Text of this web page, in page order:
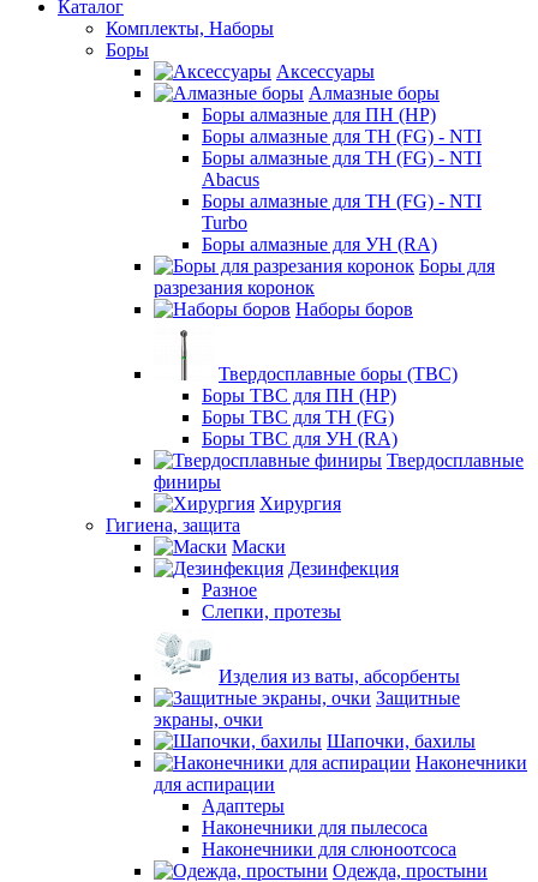
Каталог
Комплекты, Наборы
Боры
Аксессуары
Алмазные боры
Боры алмазные для ПН (HP)
Боры алмазные для ТН (FG) - NTI
Боры алмазные для ТН (FG) - NTI
Abacus
Боры алмазные для ТН (FG) - NTI
Turbo
Боры алмазные для УН (RA)
Боры для
разрезания коронок
Наборы боров
Твердосплавные боры (ТВС)
Боры ТВС для ПН (HP)
Боры ТВС для ТН (FG)
Боры ТВС для УН (RA)
Твердосплавные
финиры
Хирургия
Гигиена, защита
Маски
Дезинфекция
Разное
Слепки, протезы
Изделия из ваты, абсорбенты
Защитные
экраны, очки
Шапочки, бахилы
Наконечники
для аспирации
Адаптеры
Наконечники для пылесоса
Наконечники для слюноотсоса
Одежда, простыни